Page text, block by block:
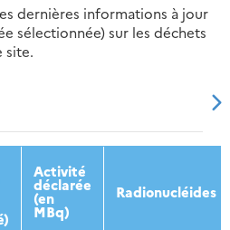
dernières informations à jour
sélectionnée) sur les déchets
site.
2015 2016
Activité
déclarée
(en
MBq)
Radionucléides